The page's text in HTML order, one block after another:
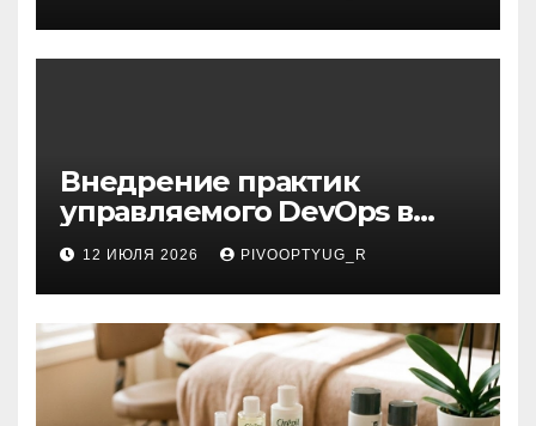
Внедрение практик
управляемого DevOps в
корпоративную ИТ-
инфраструктуру
12 ИЮЛЯ 2026 PIVOOPTYUG_R